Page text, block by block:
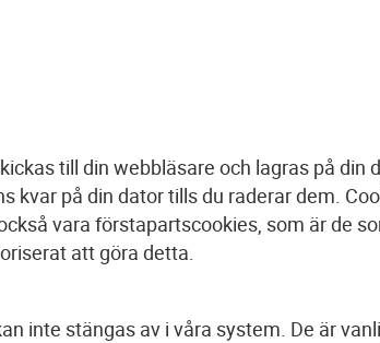
till din webbläsare och lagras på din
på din dator tills du raderar dem.
vara förstapartscookies, som är de
att göra detta.
inte stängas av i våra system. De är